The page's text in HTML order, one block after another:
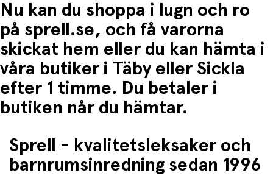
Nu kan du shoppa i lugn och ro
på sprell.se, och få varorna
skickat hem eller du kan hämta i
våra butiker i Täby eller Sickla
efter 1 timme. Du betaler i
butiken når du hämtar.
Sprell - kvalitetsleksaker och
barnrumsinredning sedan 1996